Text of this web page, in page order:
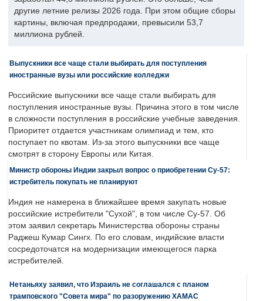
другие летние релизы 2026 года. При этом общие сборы
картины, включая предпродажи, превысили 53,7
миллиона рублей.
Выпускники все чаще стали выбирать для поступления
иностранные вузы или российские колледжи
Российские выпускники все чаще стали выбирать для
поступления иностранные вузы. Причина этого в том числе
в сложности поступления в российские учебные заведения.
Приоритет отдается участникам олимпиад и тем, кто
поступает по квотам. Из-за этого выпускники все чаще
смотрят в сторону Европы или Китая.
Министр обороны Индии закрыл вопрос о приобретении Су-57:
истребитель покупать не планируют
Индия не намерена в ближайшее время закупать новые
российские истребители "Сухой", в том числе Су-57. Об
этом заявил секретарь Министерства обороны страны
Раджеш Кумар Сингх. По его словам, индийские власти
сосредоточатся на модернизации имеющегося парка
истребителей.
Нетаньяху заявил, что Израиль не соглашался с планом
трамповского "Совета мира" по разоружению ХАМАС